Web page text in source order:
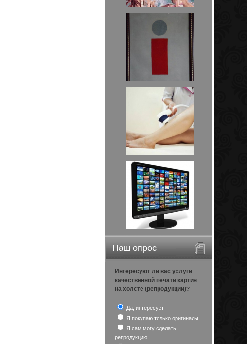
Наш опрос
Интересуют ли вас услуги
качественной печати картин
на холсте (репродукции)?
Да, интересует
Я покупаю только оригиналы
Я сам могу сделать
репродукцию